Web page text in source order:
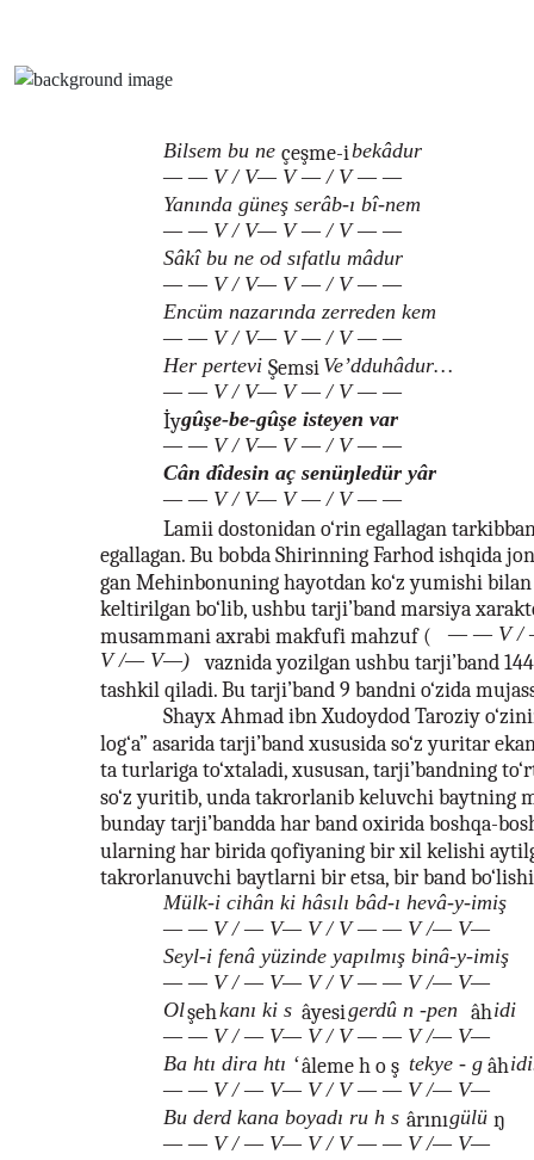
Bilsem bu ne çeşme-ibekâdur
— — V / V— V — / V — —
Yanında güneş serâb-ı bî-nem
— — V / V— V — / V — —
Sâkî bu ne od sıfatlu mâdur
— — V / V— V — / V — —
Encüm nazarında zerreden kem
— — V / V— V — / V — —
Her pertevi Şemsi Ve’dduhâdur…
— — V / V— V — / V — —
İygûşe-be-gûşe isteyen var
— — V / V— V — / V — —
Cân dîdesin aç senüŋledür yâr
— — V / V— V — / V — —
Lamii dostonidan o‘rin egallagan
egallagan. Bu bobda Shirinning Farhod ishqida
gan Mehinbonuning hayotdan ko‘z yumishi
keltirilgan bo‘lib, ushbu tarji’band marsiya
musammani axrabi makfufi mahzuf (
— — V /
V /— V—)
vaznida yozilgan ushbu tarji’band
tashkil qiladi. Bu tarji’band 9 bandni o‘zida
Shayx Ahmad ibn Xudoydod Taroziy
log‘a” asarida tarji’band xususida so‘z yuritar
ta turlariga to‘xtaladi, xususan, tarji’bandning
so‘z yuritib, unda takrorlanib keluvchi baytning
bunday tarji’bandda har band oxirida boshqa-
ularning har birida qofiyaning bir xil kelishi
takrorlanuvchi baytlarni bir etsa, bir band
Mülk-i cihân ki hâsılı bâd-ı hevâ-y-imiş
— — V / — V— V / V — — V /— V—
Seyl-i fenâ yüzinde yapılmış binâ-y-imiş
— — V / — V— V / V — — V /— V—
Olşehkanı ki s âyesigerdû n -pen âhidi
— — V / — V— V / V — — V /— V—
Ba htı dira htı ‘âleme h o ş tekye - g âh
— — V / — V— V / V — — V /— V—
Bu derd kana boyadı ru h s ârınıgülü ŋ
— — V / — V— V / V — — V /— V—